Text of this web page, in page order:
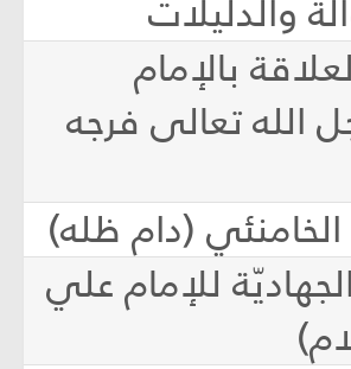
والدليلات
بالإمام
الله تعالى فرجه
الخامنئي (دام ظله)
الجهاديّة للإمام علي